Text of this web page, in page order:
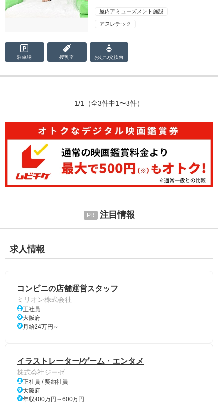
屋内アミューズメント施設
アスレチック
駐車場 授乳室 おむつ交換台
1/1 （全3件中1〜3件）
注目情報
求人情報
コンビニの店舗運営スタッフ
ミリオン株式会社
正社員
大阪府
月給24万円～
イラストレーター/ゲーム・エンタメ
株式会社ジーゼ
正社員 / 契約社員
大阪府
年収400万円～600万円